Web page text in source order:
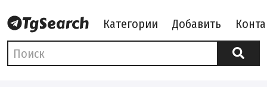
Категории Добавить